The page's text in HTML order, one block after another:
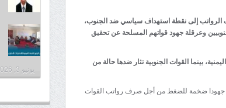
الرواتب إلى نقطة استهداف سياسي ضد الجنوب،
وعرقلة جهود قواتهم المسلحة عن تحقيق
بينما القوات الجنوبية تثار ضدها حالة من
جهودا ضخمة للضغط من أجل صرف رواتب القوات
يونيو 3, 2026